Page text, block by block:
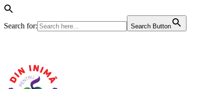
Search for: Search Button